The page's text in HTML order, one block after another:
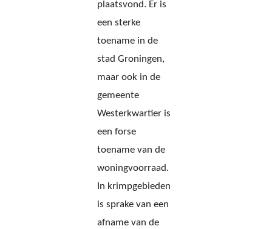
plaatsvond. Er is
een sterke
toename in de
stad Groningen,
maar ook in de
gemeente
Westerkwartier is
een forse
toename van de
woningvoorraad.
In krimpgebieden
is sprake van een
afname van de